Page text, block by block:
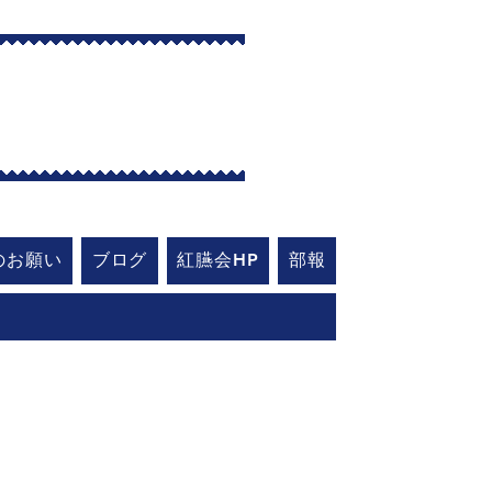
お願い ブログ 紅臙会HP 部報